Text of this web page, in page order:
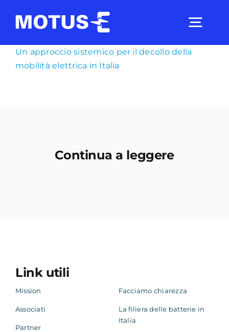
Chi Siamo
Un approccio sistemico per il decollo della
mobilità elettrica in Italia
Continua a leggere
Link utili
Mission
Associati
Partner
Facciamo chiarezza
La filiera delle batterie in
Italia